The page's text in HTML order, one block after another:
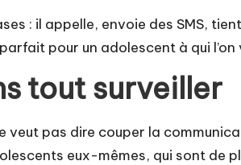
: il appelle, envoie des SMS,
pour un adolescent à qui
tout surveiller
veut pas dire couper la
eux-mêmes, qui sont de